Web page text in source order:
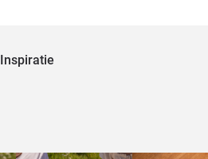
Inspiratie